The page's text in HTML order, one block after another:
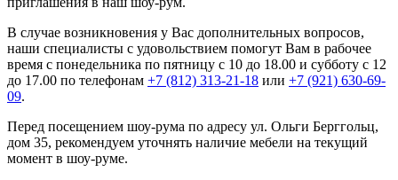
В случае возникновения у Вас дополнительных вопросов,
наши специалисты с удовольствием помогут Вам в рабочее
время с понедельника по пятницу с 10 до 18.00 и субботу с 12
до 17.00 по телефонам +7 (812) 313-21-18 или +7 (921) 630-69-
09.
Перед посещением шоу-рума по адресу ул. Ольги Берггольц,
дом 35, рекомендуем уточнять наличие мебели на текущий
момент в шоу-руме.